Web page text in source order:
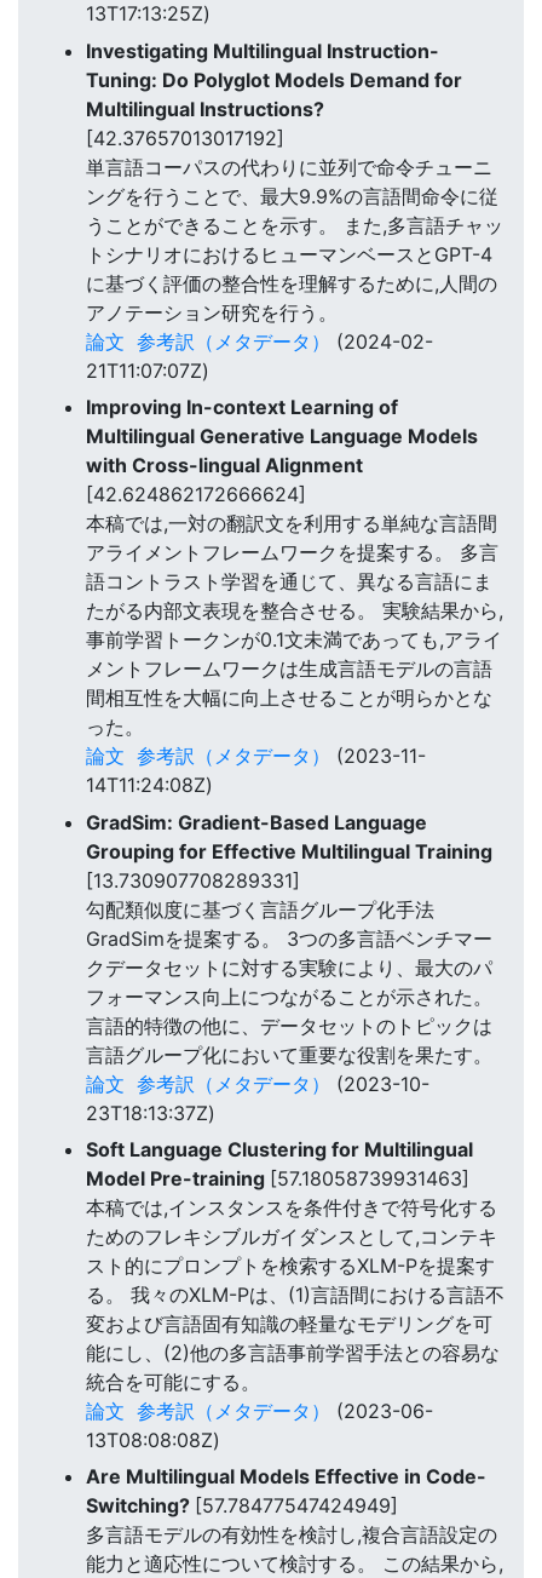
13T17:13:25Z)
Investigating Multilingual Instruction-
Tuning: Do Polyglot Models Demand for
Multilingual Instructions?
[42.37657013017192]
単言語コーパスの代わりに並列で命令チューニ
ングを行うことで、最大9.9%の言語間命令に従
うことができることを示す。 また,多言語チャッ
トシナリオにおけるヒューマンベースとGPT-4
に基づく評価の整合性を理解するために,人間の
アノテーション研究を行う。
論文 参考訳（メタデータ）
(2024-02-
21T11:07:07Z)
Improving In-context Learning of
Multilingual Generative Language Models
with Cross-lingual Alignment
[42.624862172666624]
本稿では,一対の翻訳文を利用する単純な言語間
アライメントフレームワークを提案する。 多言
語コントラスト学習を通じて、異なる言語にま
たがる内部文表現を整合させる。 実験結果から,
事前学習トークンが0.1文未満であっても,アライ
メントフレームワークは生成言語モデルの言語
間相互性を大幅に向上させることが明らかとな
った。
論文 参考訳（メタデータ）
(2023-11-
14T11:24:08Z)
GradSim: Gradient-Based Language
Grouping for Effective Multilingual Training
[13.730907708289331]
勾配類似度に基づく言語グループ化手法
GradSimを提案する。 3つの多言語ベンチマー
クデータセットに対する実験により、最大のパ
フォーマンス向上につながることが示された。
言語的特徴の他に、データセットのトピックは
言語グループ化において重要な役割を果たす。
論文 参考訳（メタデータ）
(2023-10-
23T18:13:37Z)
Soft Language Clustering for Multilingual
Model Pre-training [57.18058739931463]
本稿では,インスタンスを条件付きで符号化する
ためのフレキシブルガイダンスとして,コンテキ
スト的にプロンプトを検索するXLM-Pを提案す
る。 我々のXLM-Pは、(1)言語間における言語不
変および言語固有知識の軽量なモデリングを可
能にし、(2)他の多言語事前学習手法との容易な
統合を可能にする。
論文 参考訳（メタデータ）
(2023-06-
13T08:08:08Z)
Are Multilingual Models Effective in Code-
Switching? [57.78477547424949]
多言語モデルの有効性を検討し,複合言語設定の
能力と適応性について検討する。 この結果から,